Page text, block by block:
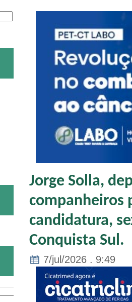
Jorge Solla,
companheiros
candidatura,
Conquista Sul.
7/jul/2026 . 9:49